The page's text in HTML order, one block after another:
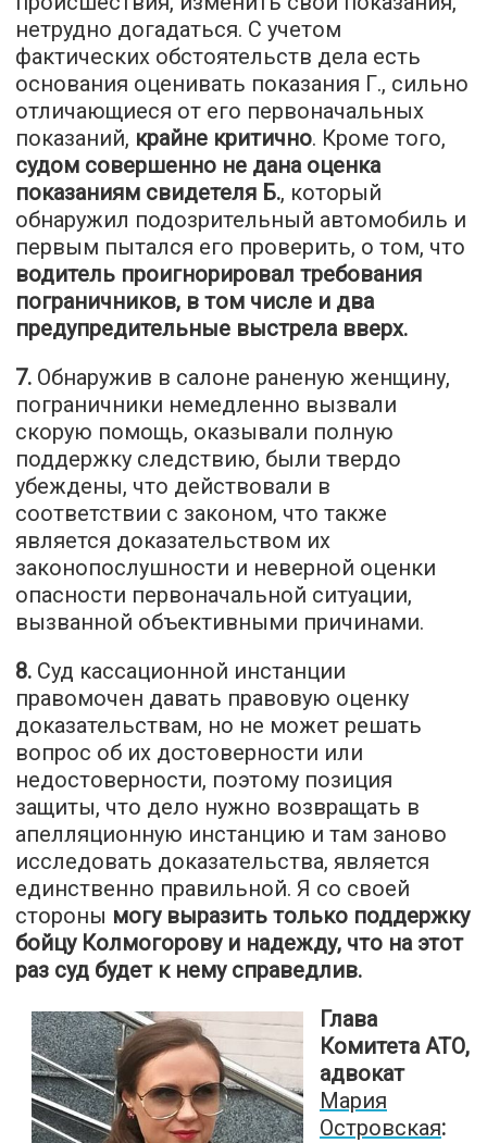
нетрудно догадаться. С учетом
фактических обстоятельств дела есть
основания оценивать показания Г., сильно
отличающиеся от его первоначальных
показаний, крайне критично. Кроме того,
судом совершенно не дана оценка
показаниям свидетеля Б., который
обнаружил подозрительный автомобиль и
первым пытался его проверить, о том, что
водитель проигнорировал требования
пограничников, в том числе и два
предупредительные выстрела вверх.
7. Обнаружив в салоне раненую женщину,
пограничники немедленно вызвали
скорую помощь, оказывали полную
поддержку следствию, были твердо
убеждены, что действовали в
соответствии с законом, что также
является доказательством их
законопослушности и неверной оценки
опасности первоначальной ситуации,
вызванной объективными причинами.
8. Суд кассационной инстанции
правомочен давать правовую оценку
доказательствам, но не может решать
вопрос об их достоверности или
недостоверности, поэтому позиция
защиты, что дело нужно возвращать в
апелляционную инстанцию и там заново
исследовать доказательства, является
единственно правильной. Я со своей
стороны могу выразить только поддержку
бойцу Колмогорову и надежду, что на этот
раз суд будет к нему справедлив.
Глава
Комитета АТО,
адвокат
Мария
Островская: